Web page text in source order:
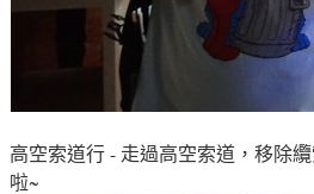
高空索道行 - 走過高空索道，移除
啦~